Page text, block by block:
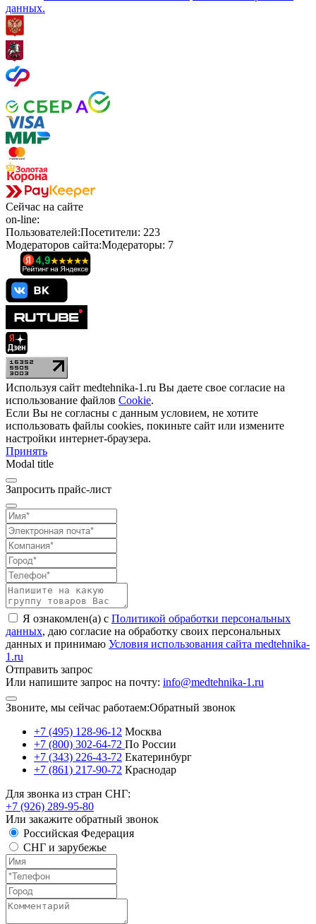
данных.
Сейчас на сайте
on-line:
Пользователей:Посетители: 223
Модераторов сайта:Модераторы: 7
Используя сайт medtehnika-1.ru Вы даете свое согласие на
использование файлов Cookie.
Если Вы не согласны с данным условием, не хотите
использовать файлы cookies, покиньте сайт или измените
настройки интернет-браузера.
Принять
Modal title
Запросить прайс-лист
Я ознакомлен(а) с Политикой обработки персональных
данных, даю согласие на обработку своих персональных
данных и принимаю Условия использования сайта medtehnika-
1.ru
Отправить запрос
Или напишите запрос на почту: info@medtehnika-1.ru
Звоните, мы сейчас работаем:Обратный звонок
+7 (495) 128-96-12 Москва
+7 (800) 302-64-72 По России
+7 (343) 226-43-72 Екатеринбург
+7 (861) 217-90-72 Краснодар
Для звонка из стран СНГ:
+7 (926) 289-95-80
Или закажите обратный звонок
Российская Федерация
СНГ и зарубежье